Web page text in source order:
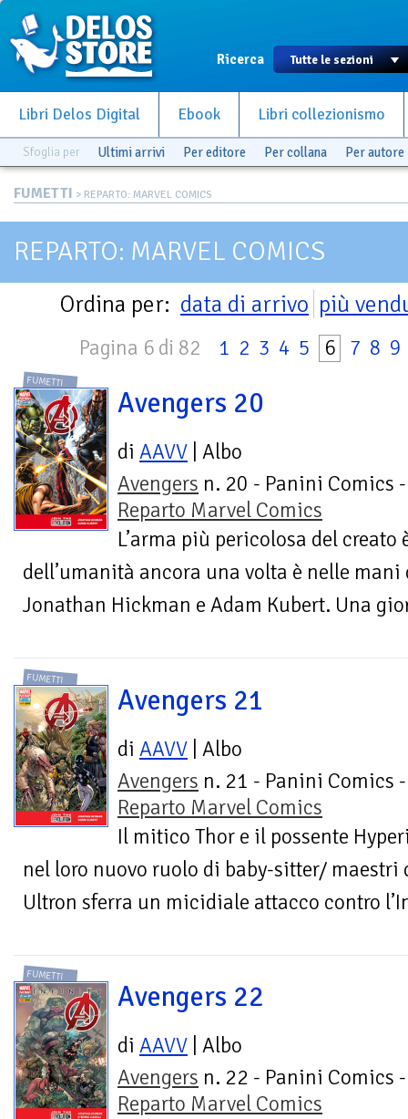
Ricerca
Libri Delos Digital Ebook Libri collezionismo
Sfoglia per Ultimi arrivi Per editore Per collana Per autore
FUMETTI > REPARTO: MARVEL COMICS
REPARTO: MARVEL COMICS
Ordina per: data di arrivo più
Pagina 6 di 82 1 2 3 4 5 6 7 8 9
FUMETTI
Avengers 20
di AAVV | Albo
Avengers n. 20 - Panini Comics -
Reparto Marvel Comics
L’arma più pericolosa del
dell’umanità ancora una volta è nelle mani
Jonathan Hickman e Adam Kubert. Una
FUMETTI
Avengers 21
di AAVV | Albo
Avengers n. 21 - Panini Comics -
Reparto Marvel Comics
Il mitico Thor e il possente
nel loro nuovo ruolo di baby-sitter/ maestri
Ultron sferra un micidiale attacco contro
FUMETTI
Avengers 22
di AAVV | Albo
Avengers n. 22 - Panini Comics -
Reparto Marvel Comics